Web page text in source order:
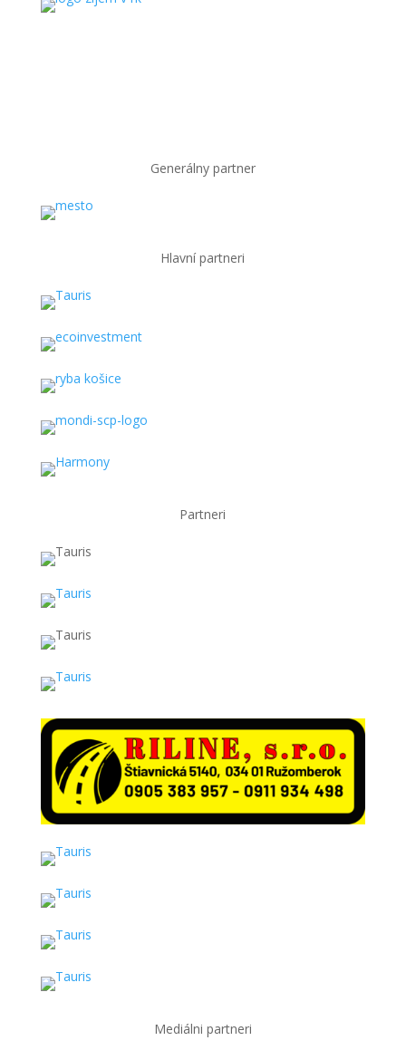
Generálny partner
Hlavní partneri
Partneri
Mediálni partneri